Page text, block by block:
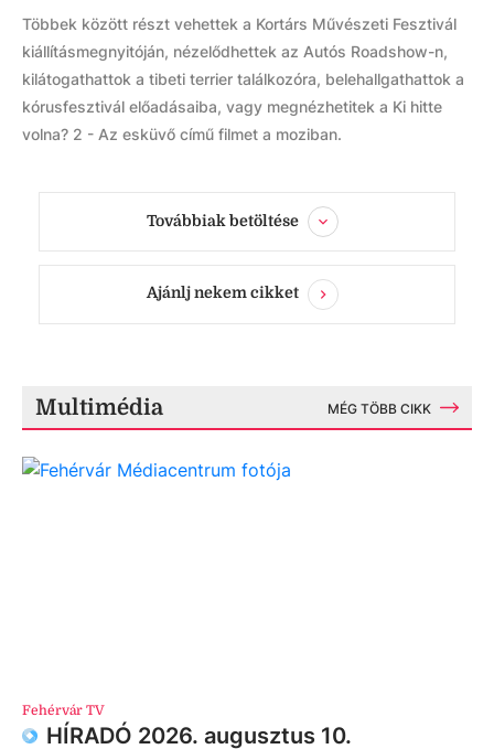
Többek között részt vehettek a Kortárs Művészeti Fesztivál
kiállításmegnyitóján, nézelődhettek az Autós Roadshow-n,
kilátogathattok a tibeti terrier találkozóra, belehallgathattok a
kórusfesztivál előadásaiba, vagy megnézhetitek a Ki hitte
volna? 2 - Az esküvő című filmet a moziban.
Továbbiak betöltése
Ajánlj nekem cikket
Multimédia MÉG TÖBB CIKK
Fehérvár TV
HÍRADÓ 2026. augusztus 10.